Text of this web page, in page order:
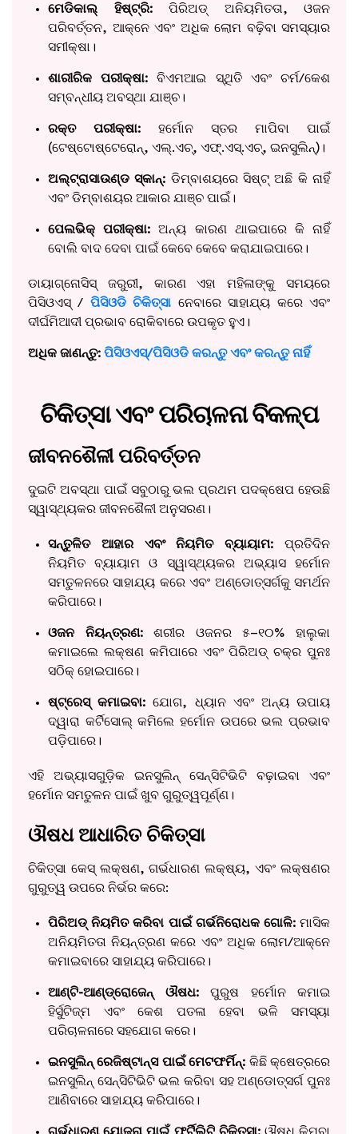
ମେଡିକାଲ୍ ହିଷ୍ଟ୍ରି:ପିରିଅଡ୍ ଅନିୟମିତତା, ଓଜନ
ପରିବର୍ତ୍ତନ, ଆକ୍ନେ ଏବଂ ଅଧିକ ଲୋମ ବଢ଼ିବା ସମସ୍ୟାର
ସମୀକ୍ଷା।
ଶାରୀରିକ ପରୀକ୍ଷା: ବିଏମଆଇ ସ୍ଥିତି ଏବଂ ଚର୍ମ/କେଶ
ସମ୍ବନ୍ଧୀୟ ଅବସ୍ଥା ଯାଞ୍ଚ।
ରକ୍ତ ପରୀକ୍ଷା: ହର୍ମୋନ ସ୍ତର ମାପିବା ପାଇଁ
(ଟେଷ୍ଟୋଷ୍ଟେରୋନ୍, ଏଲ୍.ଏଚ୍, ଏଫ୍.ଏସ୍.ଏଚ୍, ଇନସୁଲିନ୍)।
ଅଲ୍ଟ୍ରାସାଉଣ୍ଡ ସ୍କାନ୍: ଡିମ୍ବାଶୟରେ ସିଷ୍ଟ୍‌ ଅଛି କି ନାହିଁ
ଏବଂ ଡିମ୍ବାଶୟର ଆକାର ଯାଞ୍ଚ ପାଇଁ।
ପେଲଭିକ୍ ପରୀକ୍ଷା: ଅନ୍ୟ କାରଣ ଥାଇପାରେ କି ନାହିଁ
ବୋଲି ବାଦ ଦେବା ପାଇଁ କେବେ କେବେ କରାଯାଇପାରେ।
ଡାୟାଗ୍ନୋସିସ୍ ଜରୁରୀ, କାରଣ ଏହା ମହିଳାଙ୍କୁ ସମୟରେ
ପିସିଓଏସ୍ / ପିସିଓଡି ଚିକିତ୍ସା ନେବାରେ ସାହାଯ୍ୟ କରେ ଏବଂ
ଦୀର୍ଘମିଆଦୀ ପ୍ରଭାବ ରୋକିବାରେ ଉପକୃତ ହୁଏ।
ଅଧିକ ଜାଣନ୍ତୁ: ପିସିଓଏସ୍/ପିସିଓଡି କରନ୍ତୁ ଏବଂ କରନ୍ତୁ ନାହିଁ
ଚିକିତ୍ସା ଏବଂ ପରିଚାଳନା ବିକଳ୍ପ
ଜୀବନଶୈଳୀ ପରିବର୍ତ୍ତନ
ଦୁଇଟି ଅବସ୍ଥା ପାଇଁ ସବୁଠାରୁ ଭଲ ପ୍ରଥମ ପଦକ୍ଷେପ ହେଉଛି
ସ୍ୱାସ୍ଥ୍ୟକର ଜୀବନଶୈଳୀ ଅନୁସରଣ।
ସନ୍ତୁଳିତ ଆହାର ଏବଂ ନିୟମିତ ବ୍ୟାୟାମ: ପ୍ରତିଦିନ
ନିୟମିତ ବ୍ୟାୟାମ ଓ ସ୍ୱାସ୍ଥ୍ୟକର ଅଭ୍ୟାସ ହର୍ମୋନ
ସମତୁଳନରେ ସାହାଯ୍ୟ କରେ ଏବଂ ଅଣ୍ଡୋତ୍ସର୍ଗକୁ ସମର୍ଥନ
କରିପାରେ।
ଓଜନ ନିୟନ୍ତ୍ରଣ:ଶରୀର ଓଜନର ୫–୧୦% ହାଲୁକା
କମାଇଲେ ଲକ୍ଷଣ କମିପାରେ ଏବଂ ପିରିଅଡ୍ ଚକ୍ର ପୁନଃ
ସଠିକ୍ ହୋଇପାରେ।
ଷ୍ଟ୍ରେସ୍ କମାଇବା: ଯୋଗ, ଧ୍ୟାନ ଏବଂ ଅନ୍ୟ ଉପାୟ
ଦ୍ୱାରା କର୍ଟିସୋଲ୍ କମିଲେ ହର୍ମୋନ ଉପରେ ଭଲ ପ୍ରଭାବ
ପଡ଼ିପାରେ।
ଏହି ଅଭ୍ୟାସଗୁଡ଼ିକ ଇନସୁଲିନ୍ ସେନ୍ସିଟିଭିଟି ବଢ଼ାଇବା ଏବଂ
ହର୍ମୋନ ସମତୁଳନ ପାଇଁ ଖୁବ ଗୁରୁତ୍ୱପୂର୍ଣ୍ଣ।
ଔଷଧ ଆଧାରିତ ଚିକିତ୍ସା
ଚିକିତ୍ସା କେସ୍‌ ଲକ୍ଷଣ, ଗର୍ଭଧାରଣ ଲକ୍ଷ୍ୟ, ଏବଂ ଲକ୍ଷଣର
ଗୁରୁତ୍ୱ ଉପରେ ନିର୍ଭର କରେ:
ପିରିଅଡ୍ ନିୟମିତ କରିବା ପାଇଁ ଗର୍ଭନିରୋଧକ ଗୋଳି:ମାସିକ
ଅନିୟମିତତା ନିୟନ୍ତ୍ରଣ କରେ ଏବଂ ଅଧିକ ଲୋମ/ଆକ୍ନେ
କମାଇବାରେ ସାହାଯ୍ୟ କରିପାରେ।
ଆଣ୍ଟି-ଆଣ୍ଡ୍ରୋଜେନ୍ ଔଷଧ:ପୁରୁଷ ହର୍ମୋନ କମାଇ
ହିର୍ସୁଟିଜ୍ମ ଏବଂ କେଶ ପତଳା ହେବା ଭଳି ସମସ୍ୟା
ପରିଚାଳନାରେ ସହଯୋଗ କରେ।
ଇନସୁଲିନ୍ ରେଜିଷ୍ଟାନ୍ସ ପାଇଁ ମେଟଫର୍ମିନ୍: କିଛି କ୍ଷେତ୍ରରେ
ଇନସୁଲିନ୍ ସେନ୍ସିଟିଭିଟି ଭଲ କରିବା ସହ ଅଣ୍ଡୋତ୍ସର୍ଗ ପୁନଃ
ଆଣିବାରେ ସାହାଯ୍ୟ କରିପାରେ।
ଗର୍ଭଧାରଣ ଯୋଜନା ପାଇଁ ଫର୍ଟିଲିଟି ଚିକିତ୍ସା:ଔଷଧ କିମ୍ବା